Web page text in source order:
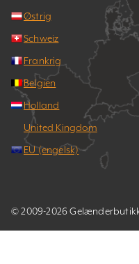
Østrig
Schweiz
Frankrig
Belgien
Holland
United Kingdom
EU (engelsk)
© 2009-2026